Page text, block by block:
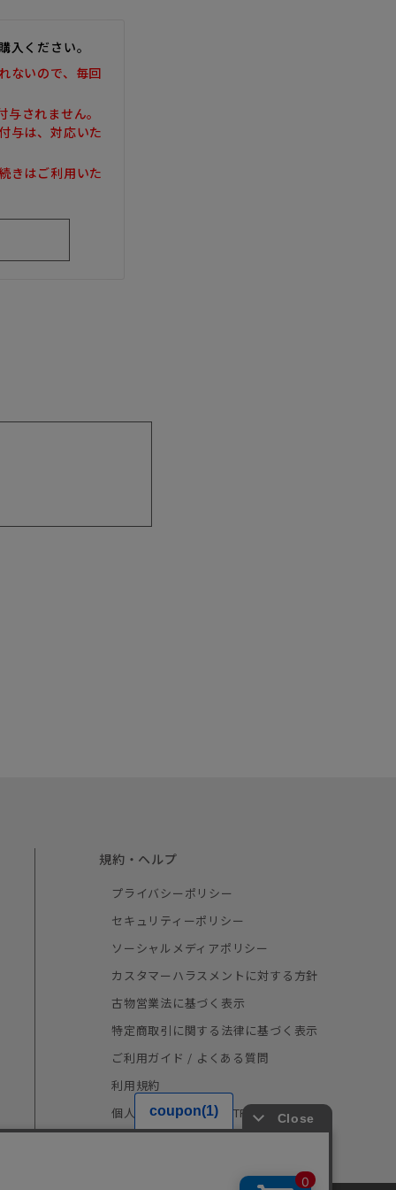
入ください。
ないので、毎回
されません。
与は、対応いた
きはご利用いた
規約・ヘルプ
プライバシーポリシー
セキュリティーポリシー
ソーシャルメディアポリシー
カスタマーハラスメントに対する方針
古物営業法に基づく表示
特定商取引に関する法律に基づく表示
ご利用ガイド / よくある質問
利用規約
個人情報の取り扱い（TRUSTe）